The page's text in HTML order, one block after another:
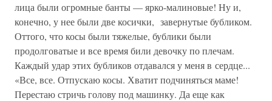
лица были огромные банты — ярко-малиновые! Ну и,
конечно, у нее были две косички, завернутые бубликом.
Оттого, что косы были тяжелые, бублики были
продолговатые и все время били девочку по плечам.
Каждый удар этих бубликов отдавался у меня в сердце...
«Все, все. Отпускаю косы. Хватит подчиняться маме!
Перестаю стричь голову под машинку. Да еще как